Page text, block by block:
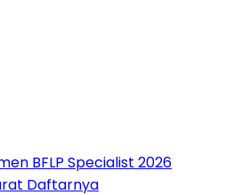
BFLP Specialist 2026
Daftarnya